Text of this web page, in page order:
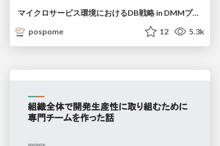
マイクロサービス環境におけるDB戦略 in DMMプラットフォーム
pospome
12 5.3k